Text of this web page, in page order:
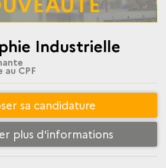
Industrielle
CPF
sa candidature
plus d'informations